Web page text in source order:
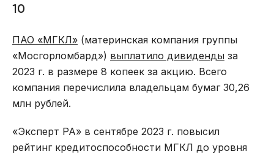
10
ПАО «МГКЛ» (материнская компания группы
«Мосгорломбард») выплатило дивиденды за
2023 г. в размере 8 копеек за акцию. Всего
компания перечислила владельцам бумаг 30,26
млн рублей.
«Эксперт РА» в сентябре 2023 г. повысил
рейтинг кредитоспособности МГКЛ до уровня